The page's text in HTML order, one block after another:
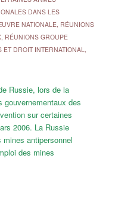
DANS LES
NATIONALE, RÉUNIONS
, RÉUNIONS GROUPE
ET DROIT INTERNATIONAL,
Russie, lors de la
gouvernementaux des
sur certaines
2006. La Russie
antipersonnel
des mines